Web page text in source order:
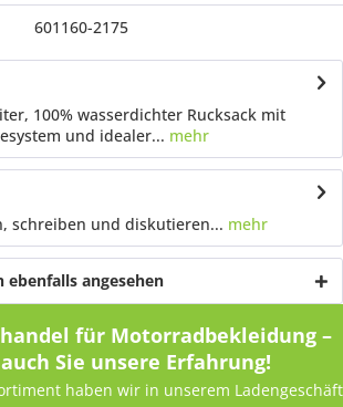
601160-2175
100% wasserdichter Rucksack mit
und idealer... mehr
schreiben und diskutieren... mehr
ebenfalls angesehen
für Motorradbekleidung –
Sie unsere Erfahrung!
haben wir in unserem Ladengeschäft